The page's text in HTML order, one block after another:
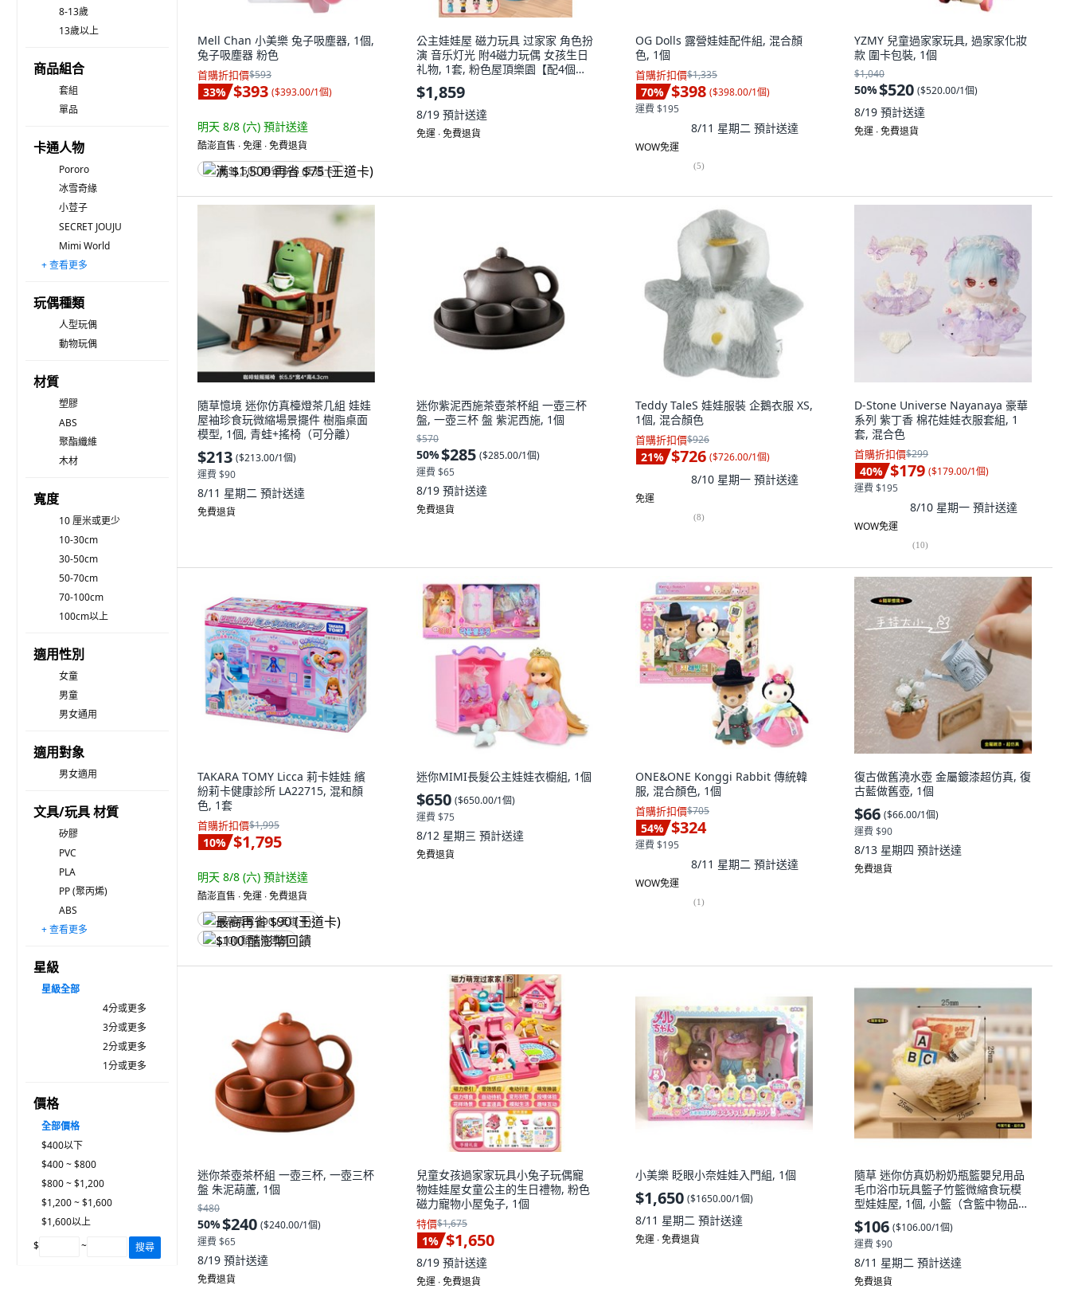
8-13歲
13歲以上
商品組合
套組
單品
卡通人物
Pororo
冰雪奇緣
小荳子
SECRET JOUJU
Mimi World
芭比
見習神仙精靈
寶可夢
迪士尼
迪士尼公主系列
Hello Kitty
Catch! Teenieping
蠟筆小新
+ 查看更多
玩偶種類
人型玩偶
動物玩偶
材質
塑膠
ABS
聚酯纖維
木材
寬度
10 厘米或更少
10-30cm
30-50cm
50-70cm
70-100cm
100cm以上
適用性別
女童
男童
男女通用
適用對象
男女適用
文具/玩具 材質
矽膠
PVC
PLA
PP (聚丙烯)
ABS
PC (聚碳酸酯)
聚酯纖維 (滌綸)
棉
木頭
+ 查看更多
星級
星級全部
4分或更多
3分或更多
2分或更多
1分或更多
價格
全部價格
$400以下
$400 ~ $800
$800 ~ $1,200
$1,200 ~ $1,600
$1,600以上
$
~ 搜尋
Mell Chan 小美樂 兔子吸塵器, 1個,
兔子吸塵器 粉色
首購折扣價$593
33% $393 ($393.00/1個)
明天 8/8 (六) 預計送達
酷澎直售 ∙ 免運 ∙ 免費退貨
满 $1,500 再省 $75 (王道卡)
公主娃娃屋 磁力玩具 过家家 角色扮
演 音乐灯光 附4磁力玩偶 女孩生日
礼物, 1套, 粉色屋頂樂園【配4個磁
性人偶】禮盒
$1,859
8/19 預計送達
免運 ∙ 免費退貨
OG Dolls 露營娃娃配件組, 混合顏
色, 1個
首購折扣價$1,335
70% $398 ($398.00/1個)
運費 $195
8/11 星期二 預計送達
WOW免運
(5)
YZMY 兒童過家家玩具, 過家家化妝
款 圍卡包裝, 1個
$1,040
50%$520 ($520.00/1個)
8/19 預計送達
免運 ∙ 免費退貨
隨草憶境 迷你仿真檯燈茶几組 娃娃
屋袖珍食玩微縮場景擺件 樹脂桌面
模型, 1個, 青蛙+搖椅（可分離）
$213 ($213.00/1個)
運費 $90
8/11 星期二 預計送達
免費退貨
迷你紫泥西施茶壺茶杯組 一壺三杯
盤, 一壺三杯 盤 紫泥西施, 1個
$570
50%$285 ($285.00/1個)
運費 $65
8/19 預計送達
免費退貨
Teddy TaleS 娃娃服裝 企鵝衣服 XS,
1個, 混合顏色
首購折扣價$926
21% $726 ($726.00/1個)
8/10 星期一 預計送達
免運
(8)
D-Stone Universe Nayanaya 豪華
系列 紫丁香 棉花娃娃衣服套組, 1
套, 混合色
首購折扣價$299
40% $179 ($179.00/1個)
運費 $195
8/10 星期一 預計送達
WOW免運
(10)
TAKARA TOMY Licca 莉卡娃娃 繽
紛莉卡健康診所 LA22715, 混和顏
色, 1套
首購折扣價$1,995
10% $1,795
明天 8/8 (六) 預計送達
酷澎直售 ∙ 免運 ∙ 免費退貨
最高再省 $90 (王道卡)
$100 酷澎幣回饋
迷你MIMI長髮公主娃娃衣櫥組, 1個
$650 ($650.00/1個)
運費 $75
8/12 星期三 預計送達
免費退貨
ONE&ONE Konggi Rabbit 傳統韓
服, 混合顏色, 1個
首購折扣價$705
54% $324
運費 $195
8/11 星期二 預計送達
WOW免運
(1)
復古做舊澆水壺 金屬鍍漆超仿真, 復
古藍做舊壺, 1個
$66 ($66.00/1個)
運費 $90
8/13 星期四 預計送達
免費退貨
迷你茶壺茶杯組 一壺三杯, 一壺三杯
盤 朱泥葫蘆, 1個
$480
50%$240 ($240.00/1個)
運費 $65
8/19 預計送達
免費退貨
兒童女孩過家家玩具小兔子玩偶寵
物娃娃屋女童公主的生日禮物, 粉色
磁力寵物小屋兔子, 1個
特價$1,675
1% $1,650
8/19 預計送達
免運 ∙ 免費退貨
小美樂 眨眼小奈娃娃入門組, 1個
$1,650 ($1650.00/1個)
8/11 星期二 預計送達
免運 ∙ 免費退貨
隨草 迷你仿真奶粉奶瓶籃嬰兒用品
毛巾浴巾玩具籃子竹籃微縮食玩模
型娃娃屋, 1個, 小籃（含籃中物品，
物件不可分離）
$106 ($106.00/1個)
運費 $90
8/11 星期二 預計送達
免費退貨